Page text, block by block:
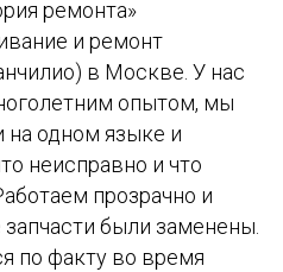
ремонта»
и ремонт
в Москве. У нас
опытом, мы
одном языке и
неисправно и что
прозрачно и
были заменены.
по факту во время